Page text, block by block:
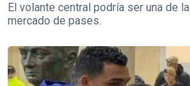
El volante central podría ser una de
mercado de pases.